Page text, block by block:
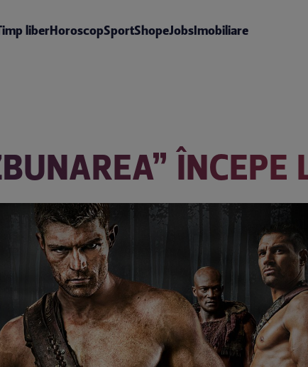
liberHoroscopSportShopeJobsImobiliare
ÎNCEPE